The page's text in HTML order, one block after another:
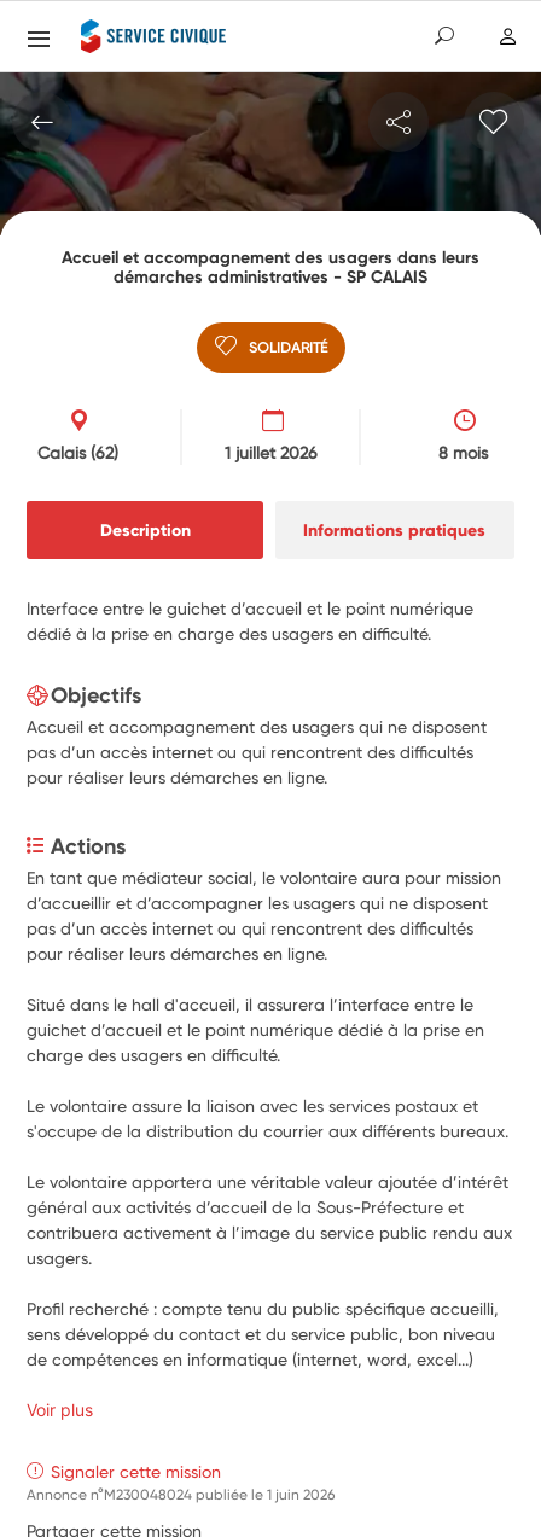
Accueil et accompagnement des usagers dans leurs
démarches administratives - SP CALAIS
SOLIDARITÉ
Calais(62) 1 juillet 2026 8 mois
Description Informations pratiques
Interface entre le guichet d’accueil et le point numérique
dédié à la prise en charge des usagers en difficulté.
Objectifs
Accueil et accompagnement des usagers qui ne disposent
pas d’un accès internet ou qui rencontrent des difficultés
pour réaliser leurs démarches en ligne.
Actions
En tant que médiateur social, le volontaire aura pour mission
d’accueillir et d’accompagner les usagers qui ne disposent
pas d’un accès internet ou qui rencontrent des difficultés
pour réaliser leurs démarches en ligne.
Situé dans le hall d'accueil, il assurera l’interface entre le
guichet d’accueil et le point numérique dédié à la prise en
charge des usagers en difficulté.
Le volontaire assure la liaison avec les services postaux et
s'occupe de la distribution du courrier aux différents bureaux.
Le volontaire apportera une véritable valeur ajoutée d’intérêt
général aux activités d’accueil de la Sous-Préfecture et
contribuera activement à l’image du service public rendu aux
usagers.
Profil recherché : compte tenu du public spécifique accueilli,
sens développé du contact et du service public, bon niveau
de compétences en informatique (internet, word, excel...)
Voir plus
Signaler cette mission
Annonce n°M230048024 publiée le1 juin 2026
Partager cette mission